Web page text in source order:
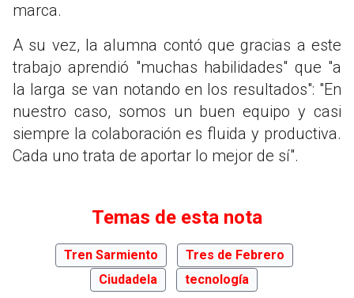
marca.
A su vez, la alumna contó que gracias a este
trabajo aprendió "muchas habilidades" que "a
la larga se van notando en los resultados": "En
nuestro caso, somos un buen equipo y casi
siempre la colaboración es fluida y productiva.
Cada uno trata de aportar lo mejor de sí".
Temas de esta nota
Tren Sarmiento
Tres de Febrero
Ciudadela
tecnología